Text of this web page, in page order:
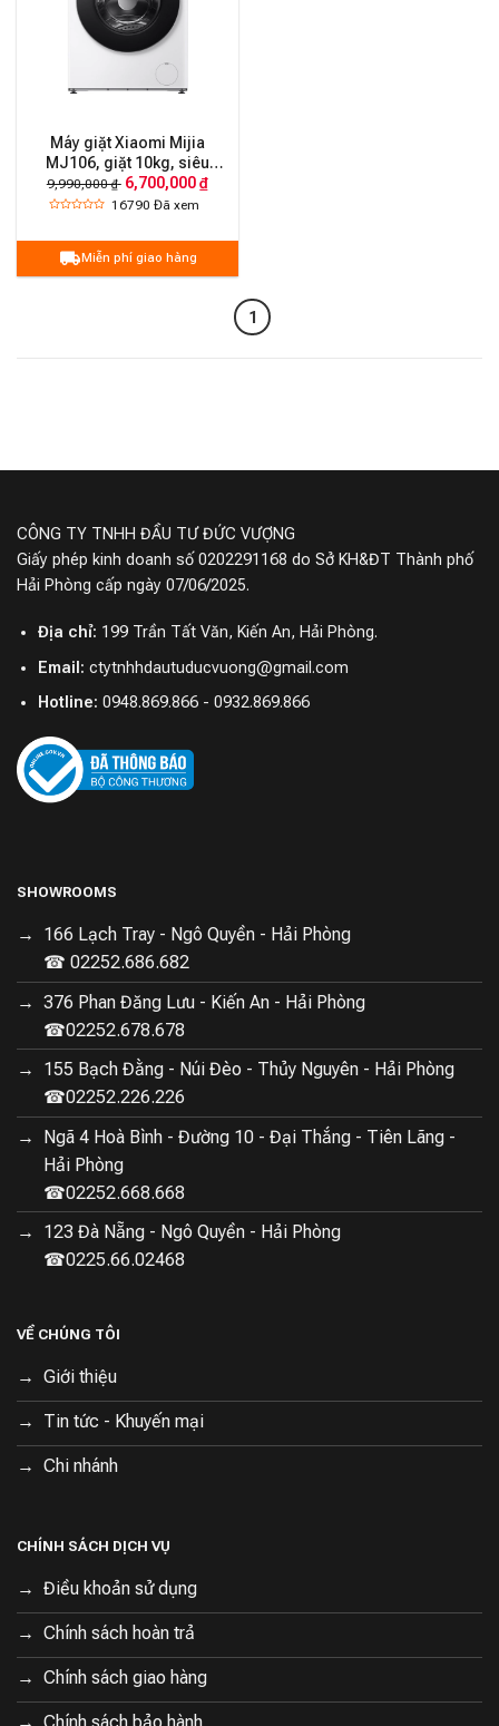
Máy giặt Xiaomi Mijia
MJ106, giặt 10kg, siêu
mỏng
9,990,000 ₫ 6,700,000 ₫
16790Đã xem
Miễn phí giao hàng
1
CÔNG TY TNHH ĐẦU TƯ ĐỨC VƯỢNG
Giấy phép kinh doanh số 0202291168 do Sở KH&ĐT Thành phố
Hải Phòng cấp ngày 07/06/2025.
Địa chỉ: 199 Trần Tất Văn, Kiến An, Hải Phòng.
Email: ctytnhhdautuducvuong@gmail.com
Hotline: 0948.869.866 - 0932.869.866
SHOWROOMS
166 Lạch Tray - Ngô Quyền - Hải Phòng
☎ 02252.686.682
376 Phan Đăng Lưu - Kiến An - Hải Phòng
☎02252.678.678
155 Bạch Đằng - Núi Đèo - Thủy Nguyên - Hải Phòng
☎02252.226.226
Ngã 4 Hoà Bình - Đường 10 - Đại Thắng - Tiên Lãng -
Hải Phòng
☎02252.668.668
123 Đà Nẵng - Ngô Quyền - Hải Phòng
☎0225.66.02468
VỀ CHÚNG TÔI
Giới thiệu
Tin tức - Khuyến mại
Chi nhánh
CHÍNH SÁCH DỊCH VỤ
Điều khoản sử dụng
Chính sách hoàn trả
Chính sách giao hàng